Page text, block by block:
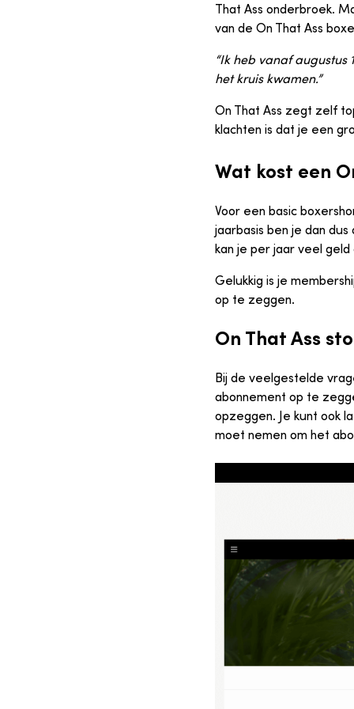
That Ass onderbroek.
van de On That Ass
“Ik heb vanaf
het kruis kwamen.”
On That Ass zegt zelf
klachten is dat je een
Wat kost een
Voor een basic
jaarbasis ben je dan
kan je per jaar veel
Gelukkig is je
op te zeggen.
On That Ass
Bij de veelgestelde
abonnement op te
opzeggen. Je kunt ook
moet nemen om het